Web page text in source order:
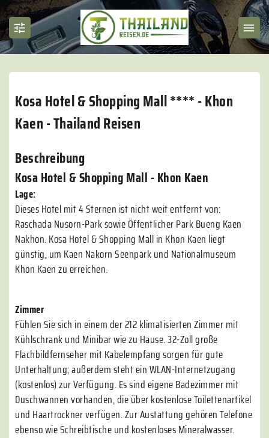
Kosa Hotel & Shopping Mall **** - Khon
Kaen - Thailand Reisen
Beschreibung
Kosa Hotel & Shopping Mall - Khon Kaen
Lage:
Dieses Hotel mit 4 Sternen ist nicht weit entfernt von:
Raschada Nusorn-Park sowie Öffentlicher Park Bueng Kaen
Nakhon. Kosa Hotel & Shopping Mall in Khon Kaen liegt
günstig, um Kaen Nakorn Seenpark und Nationalmuseum
Khon Kaen zu erreichen.
Zimmer
Fühlen Sie sich in einem der 212 klimatisierten Zimmer mit
Kühlschrank und Minibar wie zu Hause. 32-Zoll große
Flachbildfernseher mit Kabelempfang sorgen für gute
Unterhaltung; außerdem steht ein WLAN-Internetzugang
(kostenlos) zur Verfügung. Es sind eigene Badezimmer mit
Duschwannen vorhanden, die über kostenlose Toilettenartikel
und Haartrockner verfügen. Zur Austattung gehören Telefone
ebenso wie Schreibtische und kostenloses Mineralwasser.